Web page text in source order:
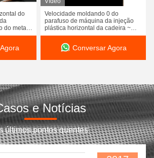
do
do metal
28
Velocidade moldando 0 do
parafuso de máquina da injeção
plástica horizontal da cadeira ~
180
Conversar Agora
e Notícias
últimos pontos quentes